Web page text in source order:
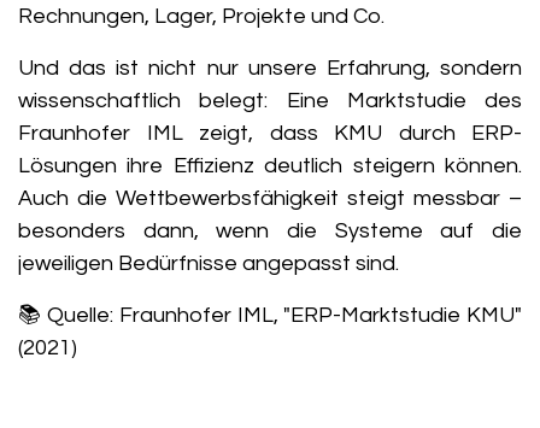
Rechnungen, Lager, Projekte und Co.
Und das ist nicht nur unsere Erfahrung, sondern
wissenschaftlich belegt: Eine Marktstudie des
Fraunhofer IML zeigt, dass KMU durch ERP-
Lösungen ihre Effizienz deutlich steigern können.
Auch die Wettbewerbsfähigkeit steigt messbar –
besonders dann, wenn die Systeme auf die
jeweiligen Bedürfnisse angepasst sind.
📚 Quelle: Fraunhofer IML, "ERP-Marktstudie KMU"
(2021)